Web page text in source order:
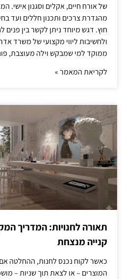
של אורח חיים, אקלים וסגנון אישי.
מהגדרת צרכים ותכנון חללים ועד
חוץ. דגש מיוחד ניתן לקשר בין פנים
ולחשיבות ליווי מקצועי של משרד
ממוקד למי שמבקש וילה מעוצבת,
לקריאת המאמר »
תאורה לחנויות: המדריך
קנייה מנצחת
כאשר לקוח נכנס לחנות, ההחלטה
המוצרים – או לצאת תוך שניות –